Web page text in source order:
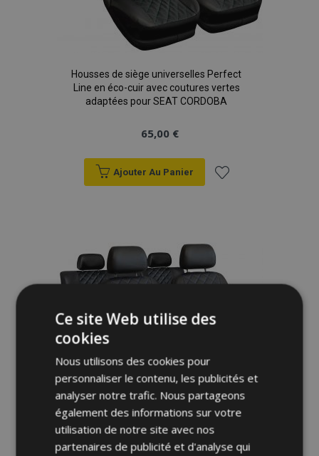
Housses de siège universelles Perfect
Line en éco-cuir avec coutures vertes
adaptées pour SEAT CORDOBA
65,00 €
Ajouter Au Panier
liste
d'achats
Housses de siège universelles Perfect
Ce site Web utilise des
cookies
Nous utilisons des cookies pour
personnaliser le contenu, les publicités et
analyser notre trafic. Nous partageons
également des informations sur votre
utilisation de notre site avec nos
partenaires de publicité et d'analyse qui